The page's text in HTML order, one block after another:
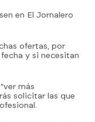
en El Jornalero
ofertas, por
y si necesitan
más
solicitar las que